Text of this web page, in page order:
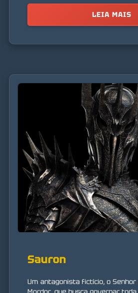
LEIA MAIS
Sauron
Um antagonista fictício, o